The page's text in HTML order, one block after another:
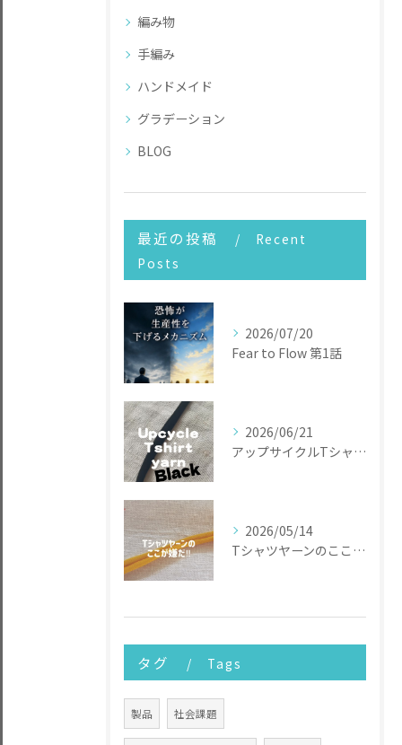
編み物
手編み
ハンドメイド
グラデーション
BLOG
最近の投稿
Recent
Posts
2026/07/20
Fear to Flow 第1話
2026/06/21
アップサイクルTシャツヤーン
2026/05/14
Tシャツヤーンのここが嫌だ
タグ Tags
製品 社会課題